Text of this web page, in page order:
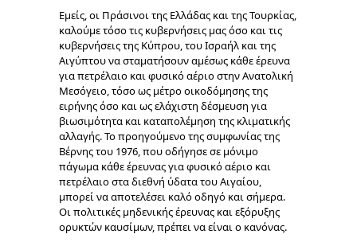
Εμείς, οι Πράσινοι της Ελλάδας και της Τουρκίας,
καλούμε τόσο τις κυβερνήσεις μας όσο και τις
κυβερνήσεις της Κύπρου, του Ισραήλ και της
Αιγύπτου να σταματήσουν αμέσως κάθε έρευνα
για πετρέλαιο και φυσικό αέριο στην Ανατολική
Μεσόγειο, τόσο ως μέτρο οικοδόμησης της
ειρήνης όσο και ως ελάχιστη δέσμευση για
βιωσιμότητα και καταπολέμηση της κλιματικής
αλλαγής. Το προηγούμενο της συμφωνίας της
Βέρνης του 1976, που οδήγησε σε μόνιμο
πάγωμα κάθε έρευνας για φυσικό αέριο και
πετρέλαιο στα διεθνή ύδατα του Αιγαίου,
μπορεί να αποτελέσει καλό οδηγό και σήμερα.
Οι πολιτικές μηδενικής έρευνας και εξόρυξης
ορυκτών καυσίμων, πρέπει να είναι ο κανόνας.